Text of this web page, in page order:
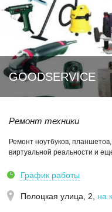
GOODSERVICE
Ремонт техники
Ремонт ноутбуков,
виртуальной реальности и
График работы
Полоцкая улица, 2 на